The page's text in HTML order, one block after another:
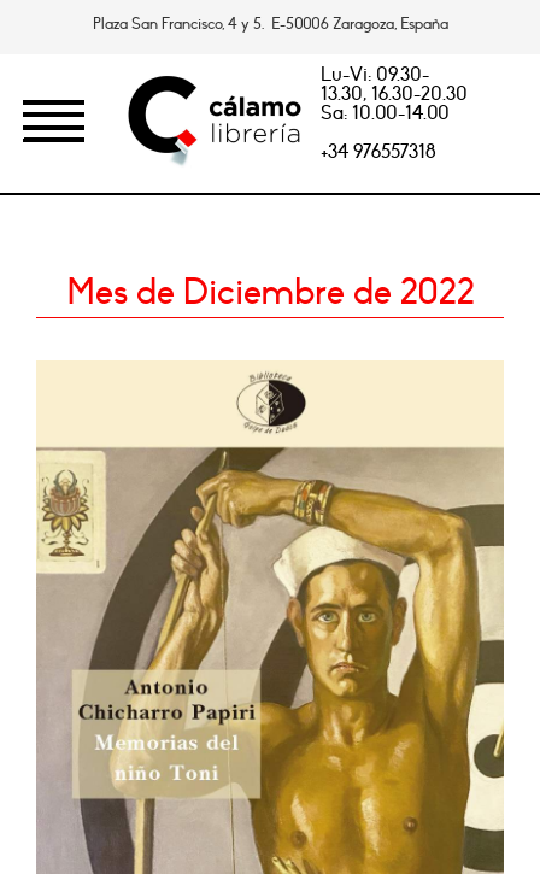
Plaza San Francisco, 4 y 5. E-50006 Zaragoza, España
Lu-Vi: 09.30-
13.30, 16.30-20.30
Sa: 10.00-14.00
+34 976557318
Mes de Diciembre de 2022